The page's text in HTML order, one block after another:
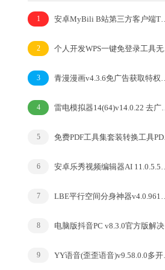
1 安卓MyBili B站第三方客户端TV版v1.6.9
2 个人开发WPS一键免登录工具无需登录账号
3 青漫漫画v4.3.6免广告获取特权重制修复版
4 雷电模拟器14(64)v14.0.22 去广告绿色纯净版
5 免费PDF工具集套装转换工具PDFgear v2.1.18
6 安卓乐秀视频编辑器AI 11.0.5.5去广告解锁VIP版
7 LBE平行空间分身神器v4.0.9612解锁vip专业版
8 电脑版抖音PC v8.3.0官方版解决网页切换烦恼
9 YY语音(歪歪语音)v9.58.0.0多开去广告绿色版